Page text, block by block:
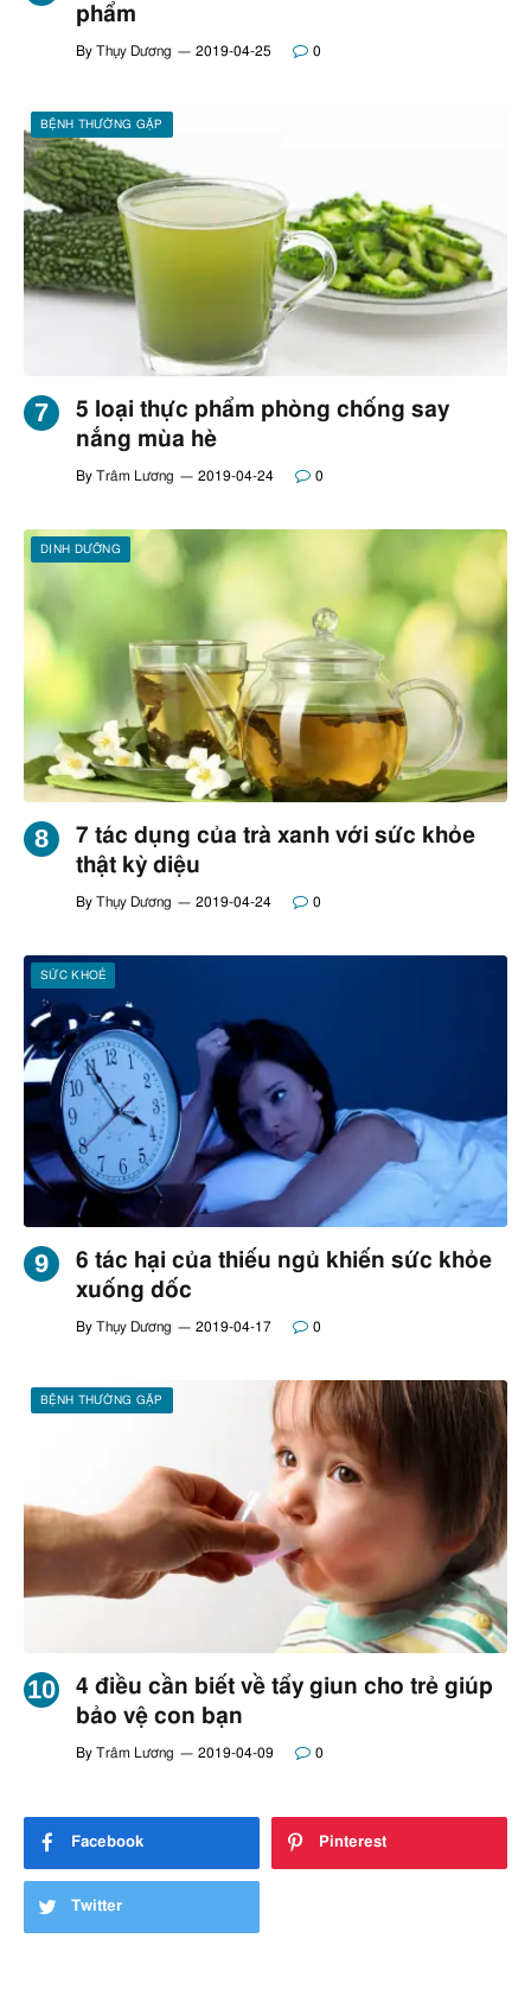
phẩm
By Thụy Dương 2019-04-25 0
BỆNH THƯỜNG GẶP
5 loại thực phẩm phòng chống say
nắng mùa hè
By Trâm Lương 2019-04-24 0
DINH DƯỠNG
7 tác dụng của trà xanh với sức khỏe
thật kỳ diệu
By Thụy Dương 2019-04-24 0
SỨC KHOẺ
6 tác hại của thiếu ngủ khiến sức khỏe
xuống dốc
By Thụy Dương 2019-04-17 0
BỆNH THƯỜNG GẶP
4 điều cần biết về tẩy giun cho trẻ giúp
bảo vệ con bạn
By Trâm Lương 2019-04-09 0
Facebook Pinterest
Twitter